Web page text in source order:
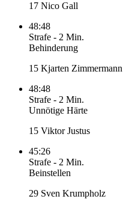
17 Nico Gall
48:48
Strafe - 2 Min.
Behinderung
15 Kjarten Zimmermann
48:48
Strafe - 2 Min.
Unnötige Härte
15 Viktor Justus
45:26
Strafe - 2 Min.
Beinstellen
29 Sven Krumpholz